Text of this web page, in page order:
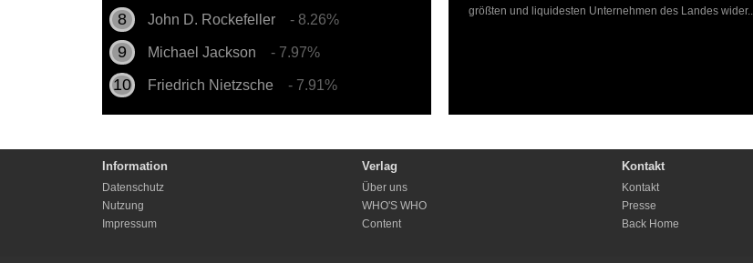
John D. Rockefeller - 8.26%
Michael Jackson - 7.97%
Friedrich Nietzsche - 7.91%
größten und liquidesten Unternehmen des Landes wider....
Information
Datenschutz
Nutzung
Impressum
Verlag
Über uns
WHO'S WHO
Content
Kontakt
Kontakt
Presse
Back Home